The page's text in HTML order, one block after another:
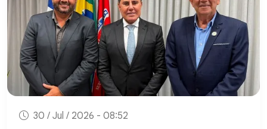
30 / Jul / 2026 - 08:52